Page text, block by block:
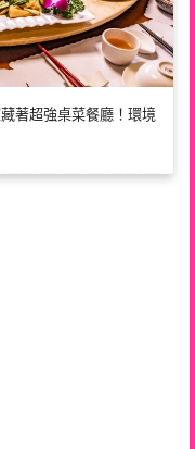
著超強桌菜餐廳！環境